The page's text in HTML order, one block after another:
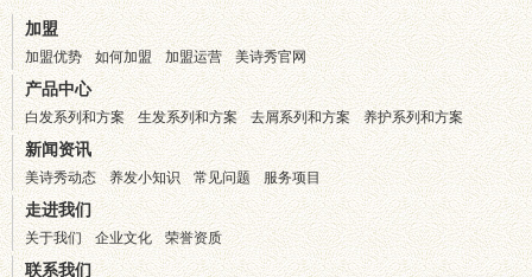
加盟
加盟优势 如何加盟 加盟运营 美诗秀官网
产品中心
白发系列和方案 生发系列和方案 去屑系列和方案 养护系列和方案
新闻资讯
美诗秀动态 养发小知识 常见问题 服务项目
走进我们
关于我们 企业文化 荣誉资质
联系我们